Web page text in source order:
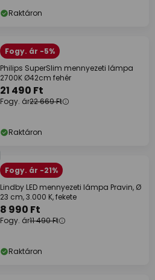
Raktáron
Fogy. ár -5%
Philips SuperSlim mennyezeti lámpa
2700K Ø42cm fehér
21 490 Ft
Fogy. ár22 669 Ft
Raktáron
Fogy. ár -21%
Lindby LED mennyezeti lámpa Pravin, Ø
23 cm, 3.000 K, fekete
8 990 Ft
Fogy. ár11 490 Ft
Raktáron